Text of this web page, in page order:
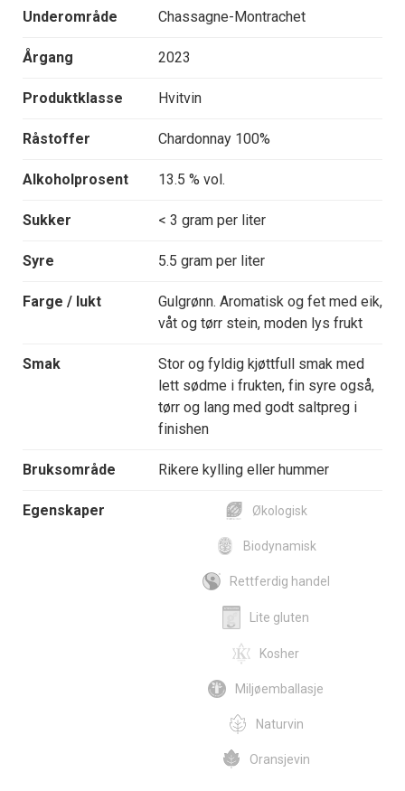
Underområde Chassagne-Montrachet
Årgang 2023
Produktklasse Hvitvin
Råstoffer Chardonnay 100%
Alkoholprosent 13.5 % vol.
Sukker < 3 gram per liter
Syre 5.5 gram per liter
Farge / lukt
Gulgrønn. Aromatisk og fet med eik,
våt og tørr stein, moden lys frukt
Smak
Stor og fyldig kjøttfull smak med
lett sødme i frukten, fin syre også,
tørr og lang med godt saltpreg i
finishen
Bruksområde Rikere kylling eller hummer
Egenskaper Økologisk
Biodynamisk
Rettferdig handel
Lite gluten
Kosher
Miljøemballasje
Naturvin
Oransjevin